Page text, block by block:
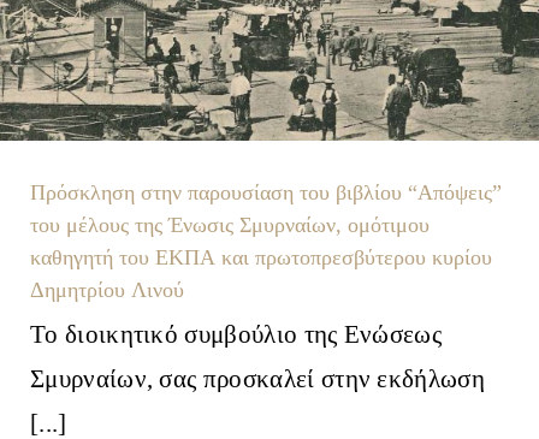
Πρόσκληση στην παρουσίαση του βιβλίου “Απόψεις”
του μέλους της Ένωσις Σμυρναίων, ομότιμου
καθηγητή του ΕΚΠΑ και πρωτοπρεσβύτερου κυρίου
Δημητρίου Λινού
Το διοικητικό συμβούλιο της Ενώσεως
Σμυρναίων, σας προσκαλεί στην εκδήλωση
[...]